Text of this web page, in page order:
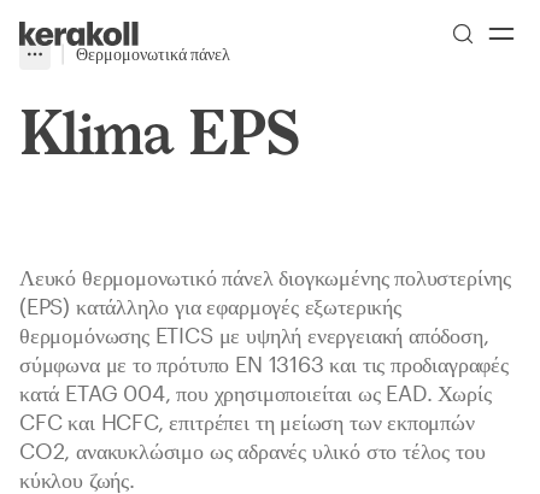
Go to Homepage
More
Toggle menu
Θερμομονωτικά πάνελ
Klima EPS
Λευκό θερμομονωτικό πάνελ διογκωμένης πολυστερίνης
(EPS) κατάλληλο για εφαρμογές εξωτερικής
θερμομόνωσης ETICS με υψηλή ενεργειακή απόδοση,
σύμφωνα με το πρότυπο EN 13163 και τις προδιαγραφές
κατά ETAG 004, που χρησιμοποιείται ως EAD. Χωρίς
CFC και HCFC, επιτρέπει τη μείωση των εκπομπών
CO2, ανακυκλώσιμο ως αδρανές υλικό στο τέλος του
κύκλου ζωής.